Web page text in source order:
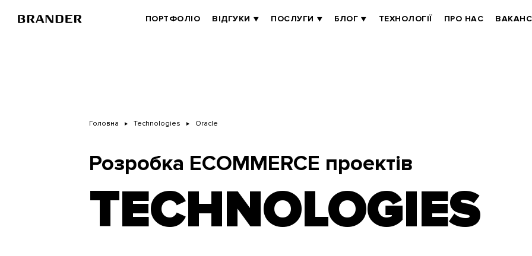
BRANDER
ПОРТФОЛІО ВІДГУКИ ПОСЛУГИ БЛОГ ТЕХНОЛОГІЇ ПРО НАС
Головна Technologies Oracle
Розробка ECOMMERCE проектів
TECHNOLOGIES